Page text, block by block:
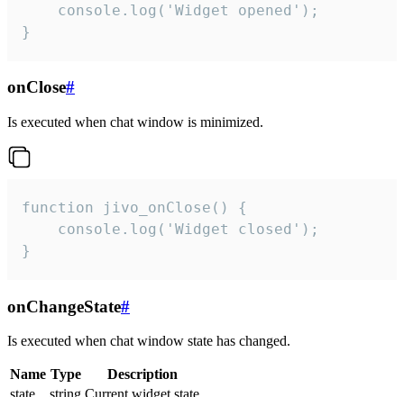
    console.log('Widget opened');
}
onClose#
Is executed when chat window is minimized.
function jivo_onClose() {
    console.log('Widget closed');
}
onChangeState#
Is executed when chat window state has changed.
Name Type
Description